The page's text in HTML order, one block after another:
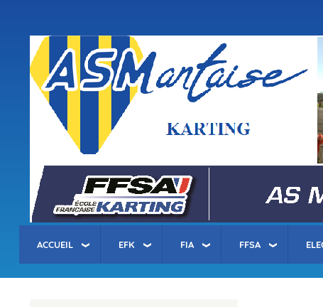
compte
l'utilisateur
asm-karting.fr
ACCUEIL EFK FIA FFSA